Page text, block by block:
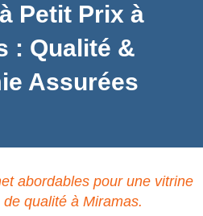
Petit Prix à
: Qualité &
Assurées
abordables pour une vitrine
qualité à Miramas.